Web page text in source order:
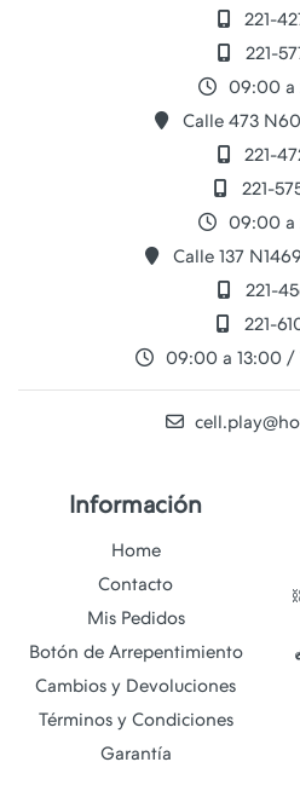
221-
221-
09:00 a
Calle 473
221-
221-
09:00 a
Calle 137
221-
221-
09:00 a 13:00 /
Información
Home
Contacto
Mis Pedidos
Botón de Arrepentimiento
Cambios y Devoluciones
Términos y Condiciones
Garantía